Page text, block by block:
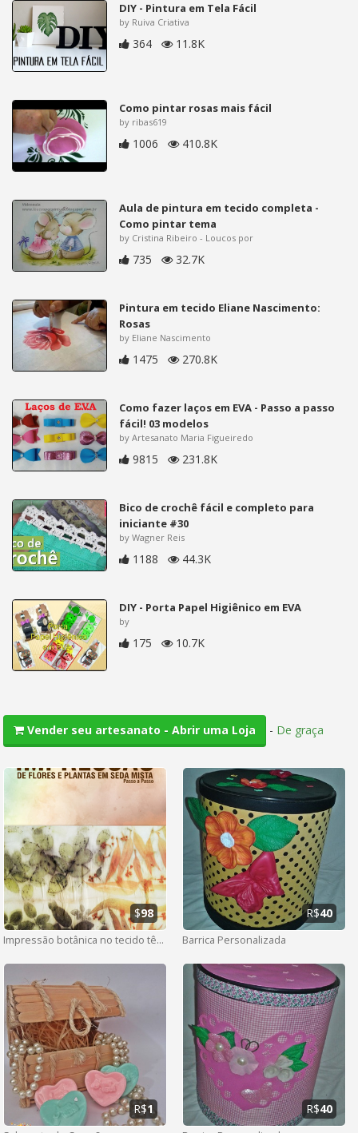
DIY - Pintura em Tela Fácil
by Ruiva Criativa
364 11.8K
Como pintar rosas mais fácil
by ribas619
1006 410.8K
Aula de pintura em tecido completa -
Como pintar tema
by Cristina Ribeiro - Loucos por
735 32.7K
Pintura em tecido Eliane Nascimento:
Rosas
by Eliane Nascimento
1475 270.8K
Como fazer laços em EVA - Passo a passo
fácil! 03 modelos
by Artesanato Maria Figueiredo
9815 231.8K
Bico de crochê fácil e completo para
iniciante #30
by Wagner Reis
1188 44.3K
DIY - Porta Papel Higiênico em EVA
by
175 10.7K
Vender seu artesanato - Abrir uma Loja - De graça
Impressão botânica no tecido têxtil
$98
Barrica Personalizada
R$40
R$1 R$40